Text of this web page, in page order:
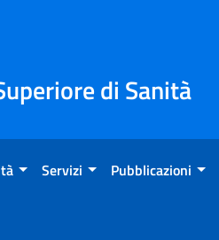
di Sanità
Servizi Pubblicazioni